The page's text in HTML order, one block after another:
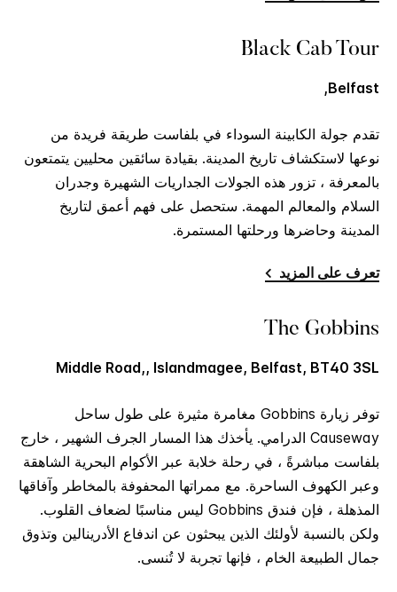
Black Cab Tour
Belfast,
تقدم جولة الكابينة السوداء في بلفاست طريقة فريدة من
نوعها لاستكشاف تاريخ المدينة. بقيادة سائقين محليين يتمتعون
بالمعرفة ، تزور هذه الجولات الجداريات الشهيرة وجدران
السلام والمعالم المهمة. ستحصل على فهم أعمق لتاريخ
المدينة وحاضرها ورحلتها المستمرة.
تعرف على المزيد
The Gobbins
Middle Road,, Islandmagee, Belfast, BT40 3SL
توفر زيارة Gobbins مغامرة مثيرة على طول ساحل
Causeway الدرامي. يأخذك هذا المسار الجرف الشهير ، خارج
بلفاست مباشرةً ، في رحلة خلابة عبر الأكوام البحرية الشاهقة
وعبر الكهوف الساحرة. مع ممراتها المحفوفة بالمخاطر وآفاقها
المذهلة ، فإن فندق Gobbins ليس مناسبًا لضعاف القلوب.
ولكن بالنسبة لأولئك الذين يبحثون عن اندفاع الأدرينالين وتذوق
جمال الطبيعة الخام ، فإنها تجربة لا تُنسى.